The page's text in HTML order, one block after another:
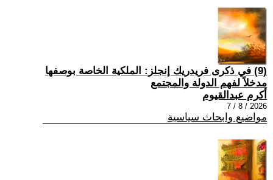
(9) في ذكرى فريدريك إنجلز: الملكية الخاصة بوصفها
مدخلاً لفهم الدولة والمجتمع
أكرم عبدالقيوم
2026 / 8 / 7
مواضيع وابحاث سياسية